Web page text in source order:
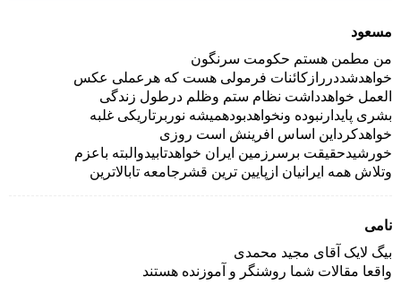
مسعود
من مطمن هستم حکومت سرنگون
خواهدشددررازکائنات فرمولی هست که هرعملی عکس
العمل خواهدداشت نظام ستم وظلم درطول زندگی
بشری پایدارنبوده ونخواهدبودهمیشه نوربرتاریکی غلبه
خواهدکرداین اساس افرینش است روزی
خورشیدحقیقت برسرزمین ایران خواهدتابیدوالبته باعزم
وتلاش همه ایرانیان ازپایین ترین قشرجامعه تابالاترین
نامی
بیگ لایک آقای مجید محمدی
واقعا مقالات شما روشنگر و آموزنده هستند